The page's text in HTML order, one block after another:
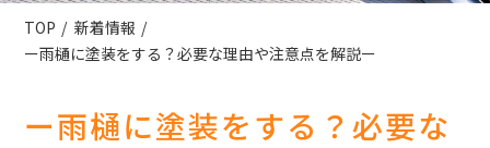
TOP
新着情報
ー雨樋に塗装をする？必要な理由や注意点を解説ー
ー雨樋に塗装をする？必要な